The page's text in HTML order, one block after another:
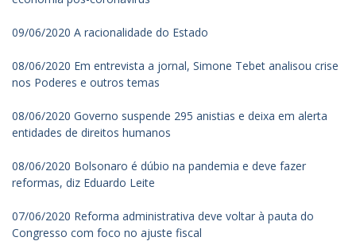
09/06/2020 A racionalidade do Estado
08/06/2020 Em entrevista a jornal, Simone Tebet analisou crise
nos Poderes e outros temas
08/06/2020 Governo suspende 295 anistias e deixa em alerta
entidades de direitos humanos
08/06/2020 Bolsonaro é dúbio na pandemia e deve fazer
reformas, diz Eduardo Leite
07/06/2020 Reforma administrativa deve voltar à pauta do
Congresso com foco no ajuste fiscal